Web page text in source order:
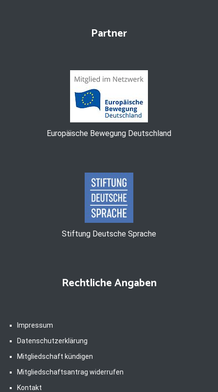
Partner
Europäische Bewegung Deutschland
Stiftung Deutsche Sprache
Rechtliche Angaben
Impressum
Datenschutzerklärung
Mitgliedschaft kündigen
Mitgliedschaftsantrag widerrufen
Kontakt